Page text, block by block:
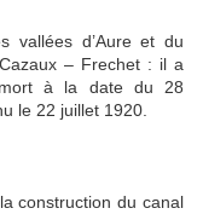
vallées d’Aure et du
– Frechet : il a
à la date du 28
le 22 juillet 1920.
construction du canal